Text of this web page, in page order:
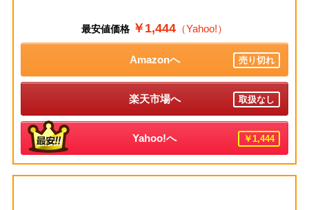
最安値価格 ￥1,444 （Yahoo!）
Amazonへ 売り切れ
楽天市場へ 取扱なし
Yahoo!へ ￥1,444